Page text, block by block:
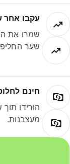
עקבו אחר
שמרו את
שער
חינם
הורידו תוך
מעצבנות.